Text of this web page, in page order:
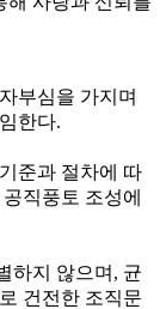
부심을 가지며
한다.
준과 절차에 따
직풍토 조성에
하지 않으며, 균
건전한 조직문